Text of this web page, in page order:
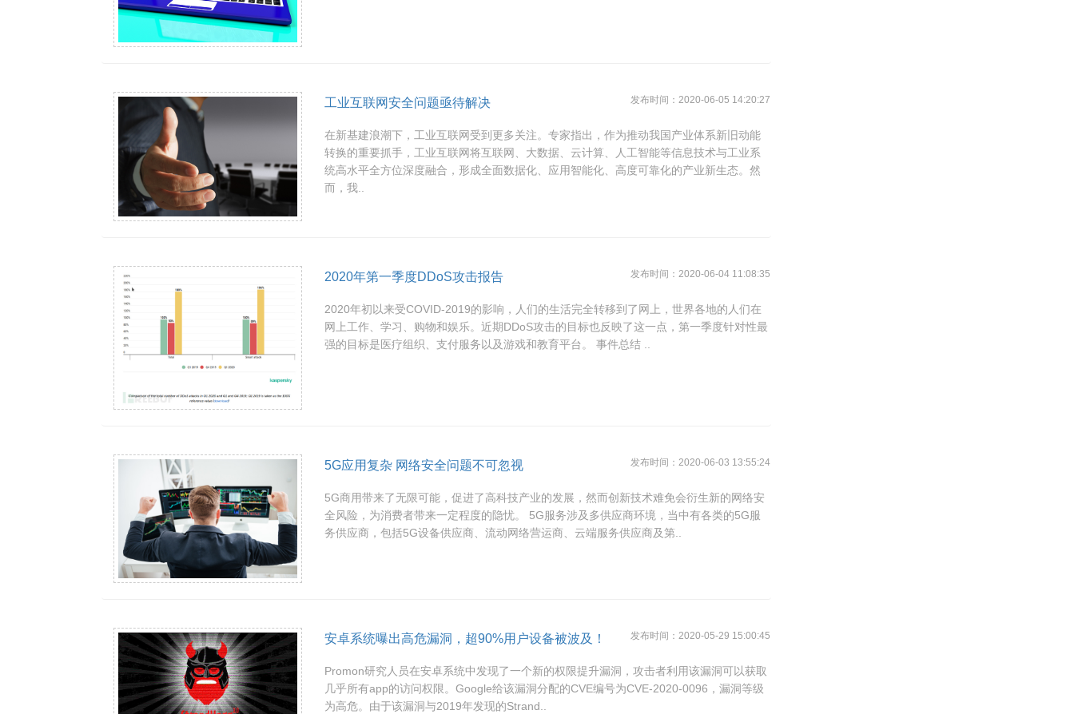
工业互联网安全问题亟待解决 发布时间：2020-06-05 14:20:27
在新基建浪潮下，工业互联网受到更多关注。专家指出，作为推动我国产业体系新旧动能
转换的重要抓手，工业互联网将互联网、大数据、云计算、人工智能等信息技术与工业系
统高水平全方位深度融合，形成全面数据化、应用智能化、高度可靠化的产业新生态。然
而，我..
2020年第一季度DDoS攻击报告 发布时间：2020-06-04 11:08:35
2020年初以来受COVID-2019的影响，人们的生活完全转移到了网上，世界各地的人们在
网上工作、学习、购物和娱乐。近期DDoS攻击的目标也反映了这一点，第一季度针对性最
强的目标是医疗组织、支付服务以及游戏和教育平台。 事件总结 ..
5G应用复杂 网络安全问题不可忽视 发布时间：2020-06-03 13:55:24
5G商用带来了无限可能，促进了高科技产业的发展，然而创新技术难免会衍生新的网络安
全风险，为消费者带来一定程度的隐忧。 5G服务涉及多供应商环境，当中有各类的5G服
务供应商，包括5G设备供应商、流动网络营运商、云端服务供应商及第..
安卓系统曝出高危漏洞，超90%用户设备被波及！ 发布时间：2020-05-29 15:00:45
Promon研究人员在安卓系统中发现了一个新的权限提升漏洞，攻击者利用该漏洞可以获取
几乎所有app的访问权限。Google给该漏洞分配的CVE编号为CVE-2020-0096，漏洞等级
为高危。由于该漏洞与2019年发现的Strand..